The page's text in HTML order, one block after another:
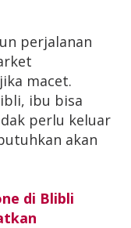
perjalanan
macet.
ibu bisa
perlu keluar
akan
di Blibli